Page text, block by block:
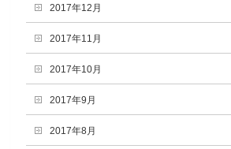
2017年12月
2017年11月
2017年10月
2017年9月
2017年8月